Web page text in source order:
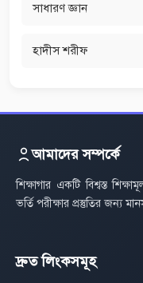
সাধারণ জ্ঞান
হাদীস শরীফ
আমাদের সম্পর্কে
শিক্ষাগার একটি বিশ্বস্ত
ভর্তি পরীক্ষার প্রস্তুতির জন্য
দ্রুত লিংকসমূহ